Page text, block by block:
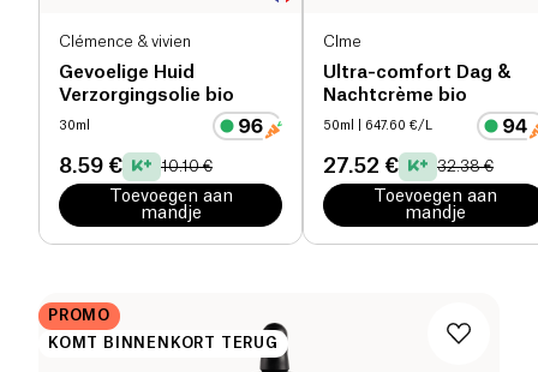
Clémence & vivien
Gevoelige Huid
Verzorgingsolie bio
30ml
8.59 € 10.10 €
Toevoegen aan
mandje
CÎme
Ultra-comfort Dag &
Nachtcrème bio
50ml | 647.60 €/L
27.52 € 32.38 €
Toevoegen aan
mandje
PROMO
KOMT BINNENKORT TERUG